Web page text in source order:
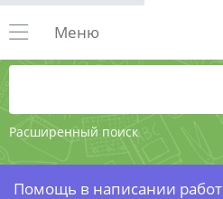
Расширенный поиск
Меню
Помощь в написании работ